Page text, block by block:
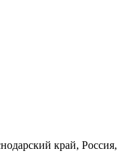
край, Россия,